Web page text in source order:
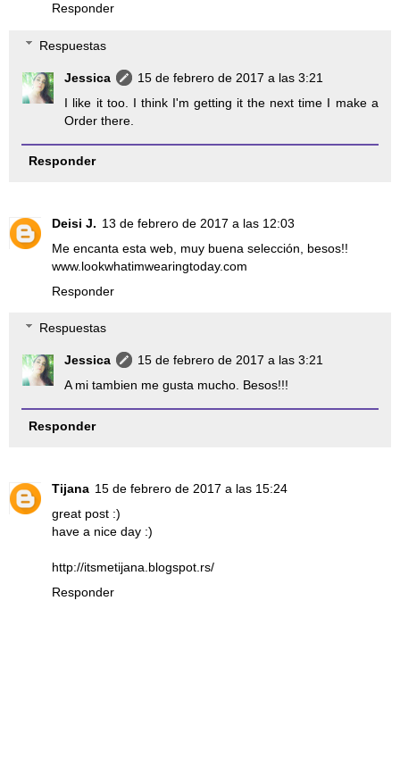
Responder
Respuestas
Jessica
15 de febrero de 2017 a las 3:21
I like it too. I think I'm getting it the next time I make a
Order there.
Responder
Deisi J. 13 de febrero de 2017 a las 12:03
Me encanta esta web, muy buena selección, besos!!
www.lookwhatimwearingtoday.com
Responder
Respuestas
Jessica
15 de febrero de 2017 a las 3:21
A mi tambien me gusta mucho. Besos!!!
Responder
Tijana 15 de febrero de 2017 a las 15:24
great post :)
have a nice day :)
http://itsmetijana.blogspot.rs/
Responder